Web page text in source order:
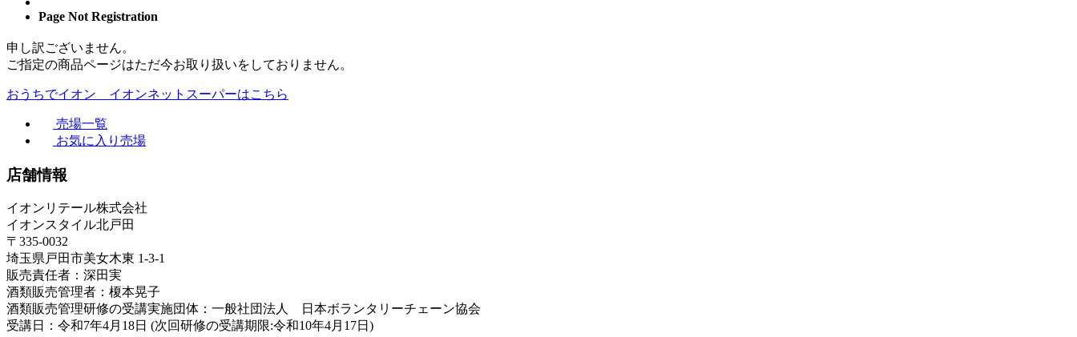
Page Not Registration
申し訳ございません。
ご指定の商品ページはただ今お取り扱いをしておりません。
おうちでイオン イオンネットスーパーはこちら
売場一覧
お気に入り売場
店舗情報
イオンリテール株式会社
イオンスタイル北戸田
〒335-0032
埼玉県戸田市美女木東 1-3-1
販売責任者：深田実
酒類販売管理者：榎本晃子
酒類販売管理研修の受講実施団体：一般社団法人 日本ボランタリーチェーン協会
受講日：令和7年4月18日 (次回研修の受講期限:令和10年4月17日)